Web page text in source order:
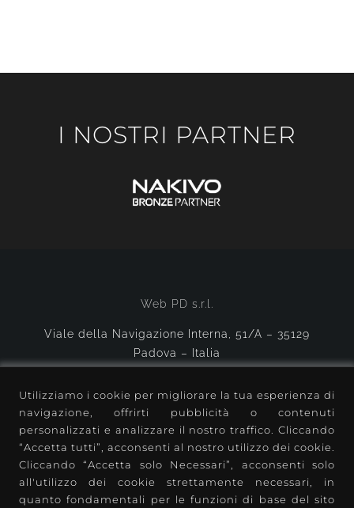
Utilizziamo i cookie per migliorare la tua esperienza di
navigazione, offrirti pubblicità o contenuti
personalizzati e analizzare il nostro traffico. Cliccando
“Accetta tutti”, acconsenti al nostro utilizzo dei cookie.
Cliccando “Accetta solo Necessari”, acconsenti solo
all'utilizzo dei cookie strettamente necessari, in
quanto fondamentali per le funzioni di base del sito
I NOSTRI PARTNER
Web PD s.r.l.
Viale della Navigazione Interna, 51/A – 35129
Padova – Italia
p.i. e c.f. 04424420281
n. reg. impr. PD – 388485